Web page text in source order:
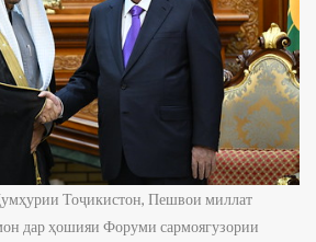
Тоҷикистон, Пешвои миллат
дар ҳошияи Форуми сармоягузории